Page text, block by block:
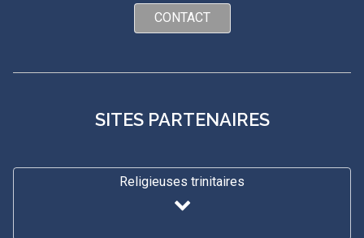
CONTACT
SITES PARTENAIRES
Religieuses trinitaires